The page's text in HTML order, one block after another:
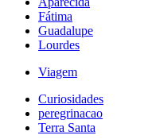
Fátima
Guadalupe
Lourdes
Viagem
Curiosidades
peregrinacao
Terra Santa